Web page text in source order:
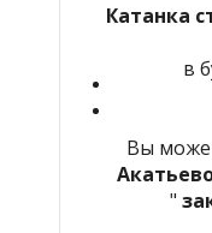
Катанка
в
Вы
"